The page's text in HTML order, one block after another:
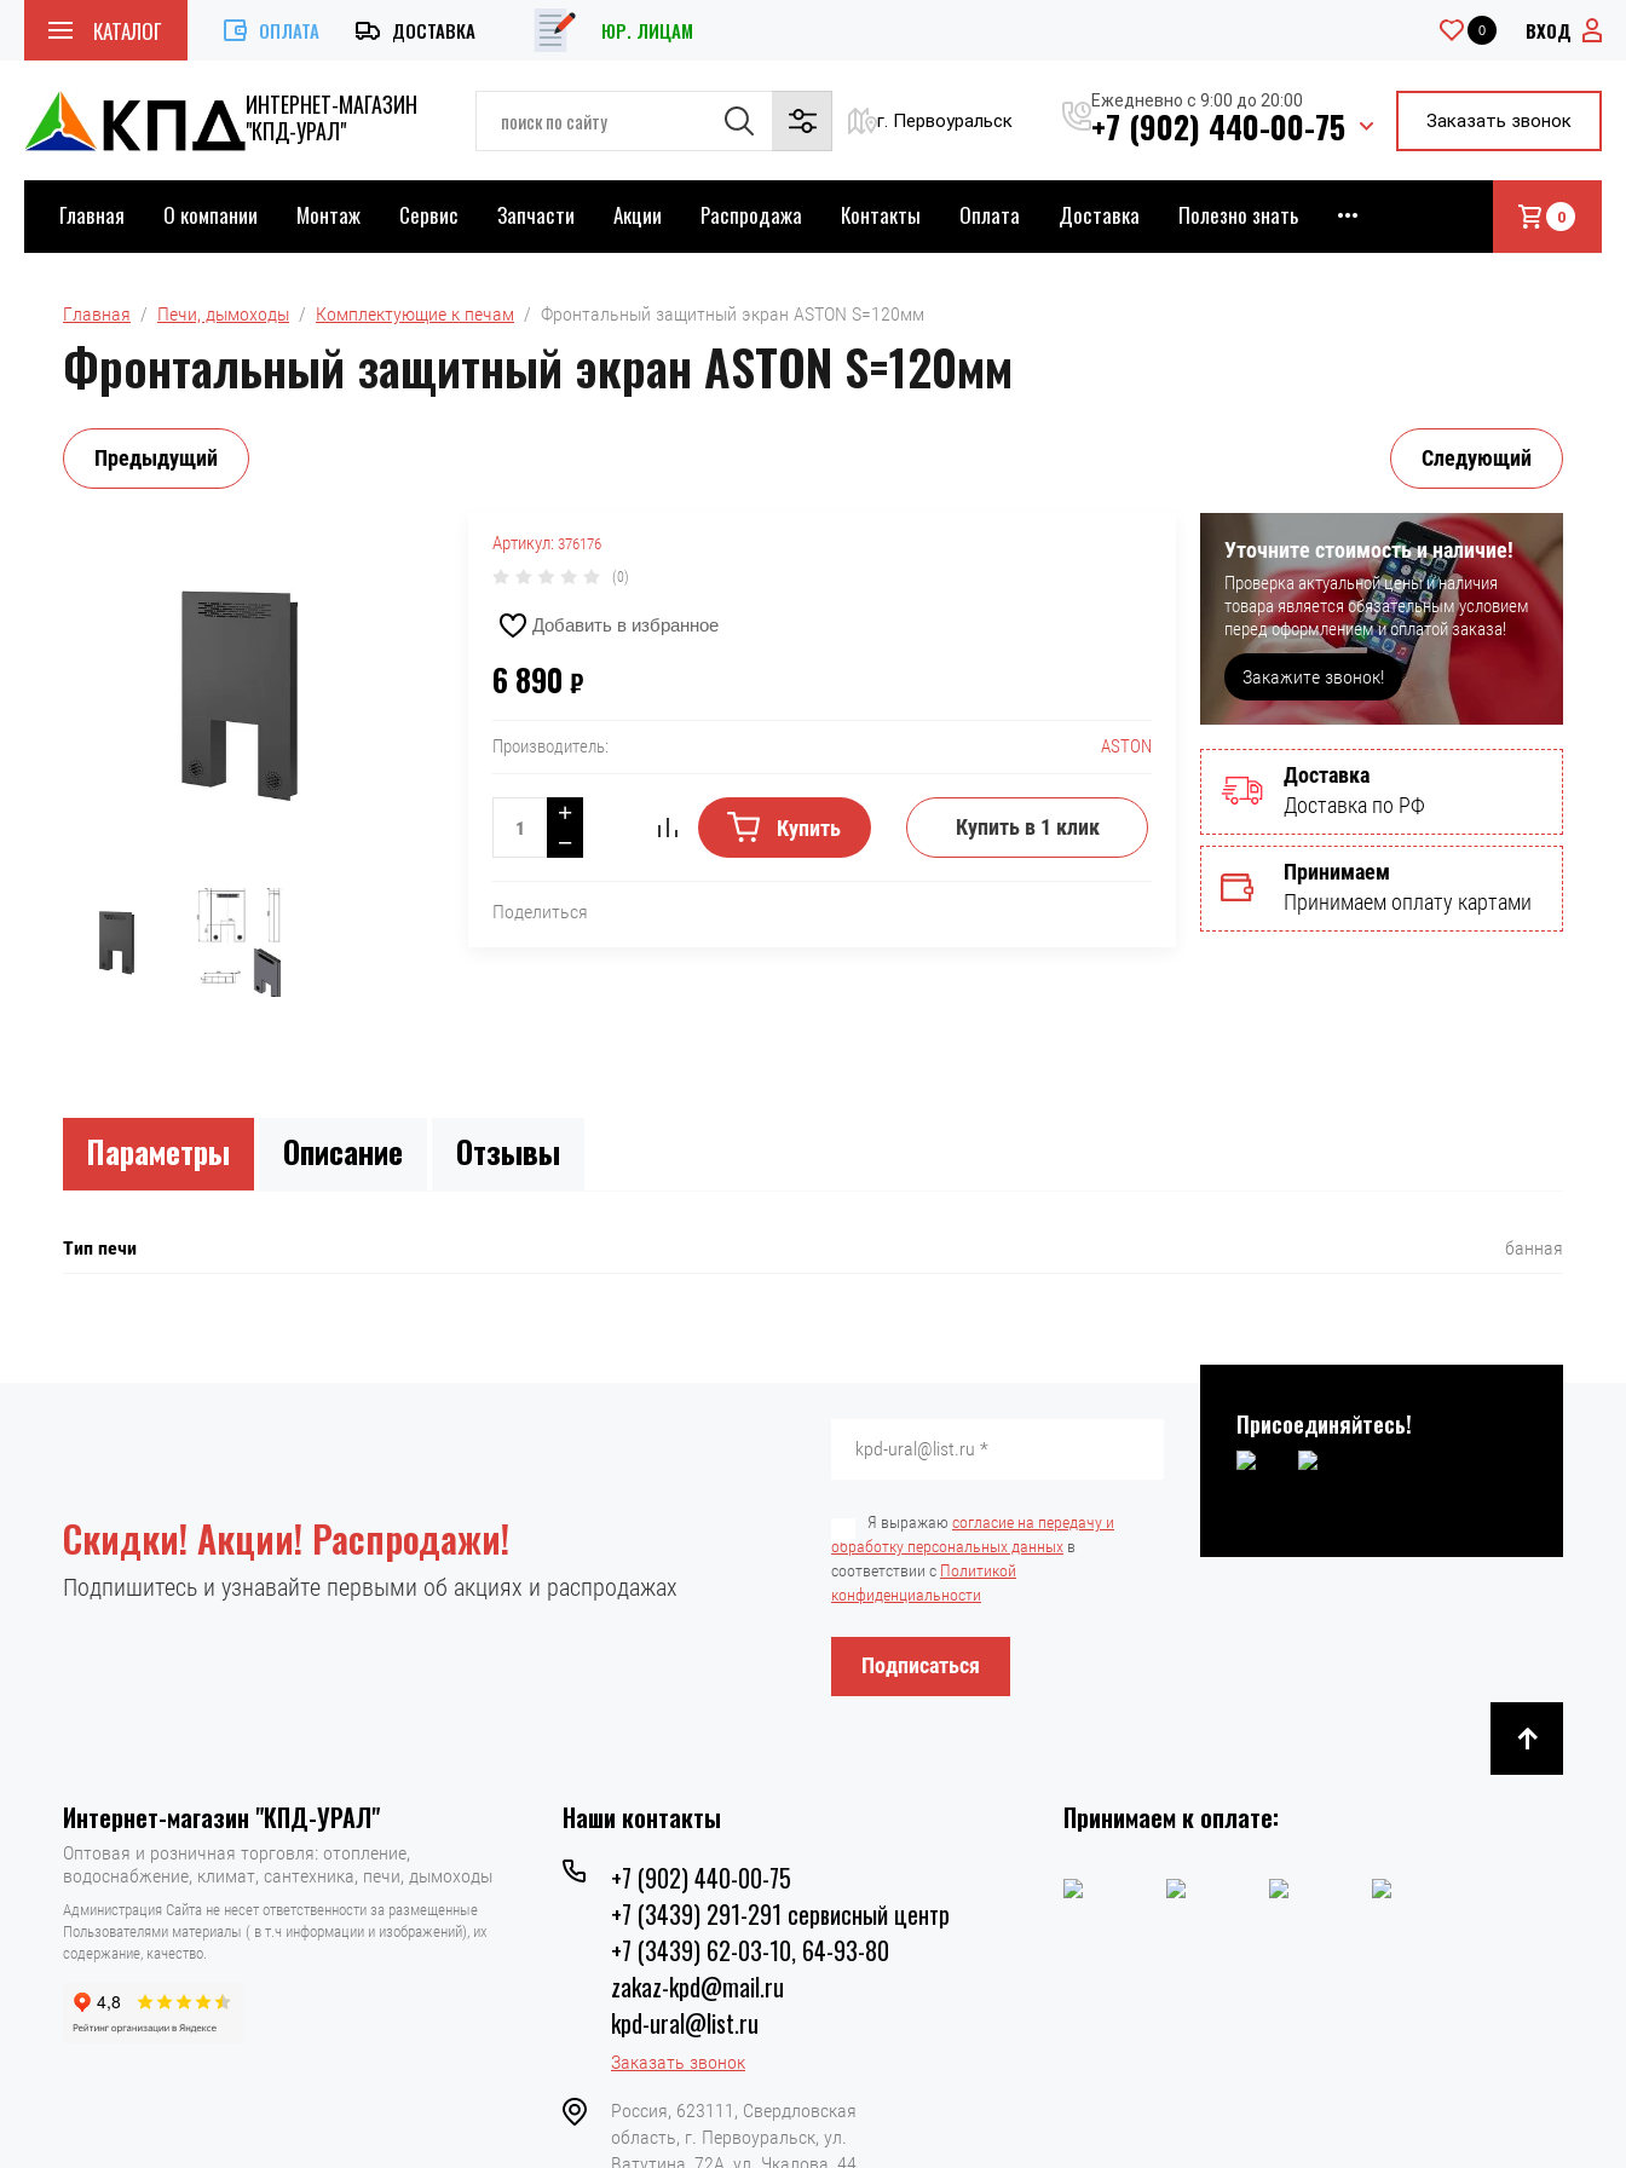
КАТАЛОГ ОПЛАТА ДОСТАВКА ЮР. ЛИЦАМ 0 ВХОД
ИНТЕРНЕТ-МАГАЗИН
"КПД-УРАЛ"
г. Первоуральск
Ежедневно с 9:00 до 20:00
+7 (902) 440-00-75 Заказать звонок
Главная О компании Монтаж Сервис Запчасти Акции Распродажа Контакты Оплата Доставка Полезно знать ••• 0
Главная
  /
Печи, дымоходы
  /
Комплектующие к печам
  /  Фронтальный защитный экран ASTON S=120мм
Фронтальный защитный экран ASTON S=120мм
Предыдущий Следующий
Артикул: 376176
(0)
Добавить в избранное
6 890 ₽
Производитель: ASTON
−
+
Купить Купить в 1 клик
Поделиться
Уточните стоимость и наличие!
Проверка актуальной цены и наличия
товара является обязательным условием
перед оформлением и оплатой заказа!
Закажите звонок!
Доставка
Доставка по РФ
Принимаем
Принимаем оплату картами
Параметры Описание Отзывы
Тип печи банная
Скидки! Акции! Распродажи!
Подпишитесь и узнавайте первыми об акциях и распродажах
Я выражаю согласие на передачу и
обработку персональных данных в
соответствии с Политикой
конфиденциальности
Подписаться
Присоединяйтесь!
Интернет-магазин "КПД-УРАЛ"
Оптовая и розничная торговля: отопление,
водоснабжение, климат, сантехника, печи, дымоходы
Администрация Сайта не несет ответственности за размещенные
Пользователями материалы ( в т.ч информации и изображений), их
содержание, качество.
Наши контакты
+7 (902) 440-00-75
+7 (3439) 291-291 сервисный центр
+7 (3439) 62-03-10, 64-93-80
zakaz-kpd@mail.ru
kpd-ural@list.ru
Заказать звонок
Россия, 623111, Свердловская
область, г. Первоуральск, ул.
Принимаем к оплате: